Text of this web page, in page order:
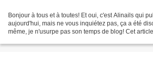
Bonjour à tous et à toutes! Et oui, c'est Alinails qui
aujourd'hui, mais ne vous inquiétez pas, ça a été
même, je n'usurpe pas son temps de blog! Cet